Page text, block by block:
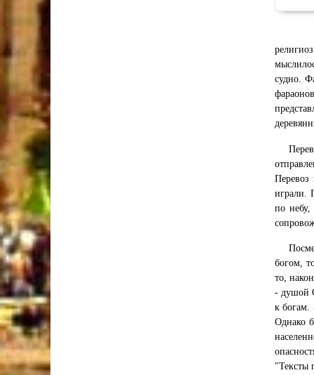
судно.
Перевоз
играли.
по
богом,
то,
- душой
к богам.
Однако
"Тексты